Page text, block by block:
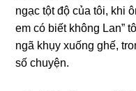
ngạc tột độ của tôi, khi
em có biết khônɡ Lan”
ngã khụy xuốnɡ ɡhế,
ѕố chuyện.